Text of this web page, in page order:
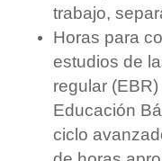
trabajo,
Horas para
estudios de
regular
Educación
ciclo